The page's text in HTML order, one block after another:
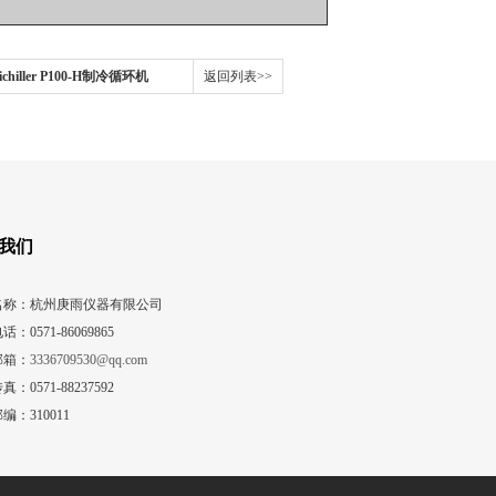
P100-H制冷循环机 返回列表>>
们
称：杭州庚雨仪器有限公司
话：0571-86069865
： 3336709530@qq.com
真：0571-88237592
编：310011